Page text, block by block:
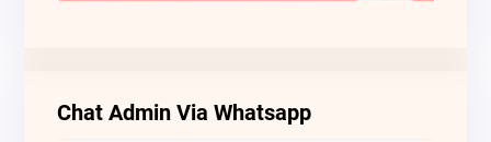
Chat Admin Via Whatsapp